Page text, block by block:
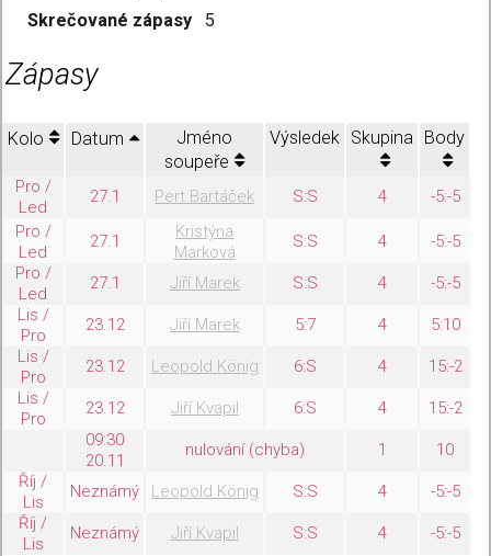
Skrečované zápasy
5
Zápasy
Kolo Datum
Jméno
soupeře
Výsledek Skupina Body
Pro /
Led
27.1 Pert Bartáček S:S 4
-5:-5
Pro /
Led
27.1
Kristýna
Marková
S:S 4
-5:-5
Pro /
Led
27.1 Jiří Marek S:S 4
-5:-5
Lis /
Pro
23.12 Jiří Marek 5:7 4
5:10
Lis /
Pro
23.12 Leopold König 6:S 4
15:-2
Lis /
Pro
23.12 Jiří Kvapil 6:S 4
15:-2
09:30
20.11
nulování (chyba) 1
10
Říj /
Lis
Neznámý Leopold König S:S 4
-5:-5
Říj /
Lis
Neznámý Jiří Kvapil S:S 4 -5:-5